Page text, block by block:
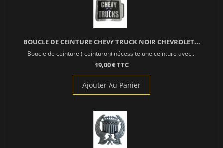
BOUCLE DE CEINTURE CHEVY TRUCK NOIR CHEVROLET...
Boucle de ceinture ( ceinturon) nécessite une ceinture avec...
19,00 € TTC
Ajouter Au Panier